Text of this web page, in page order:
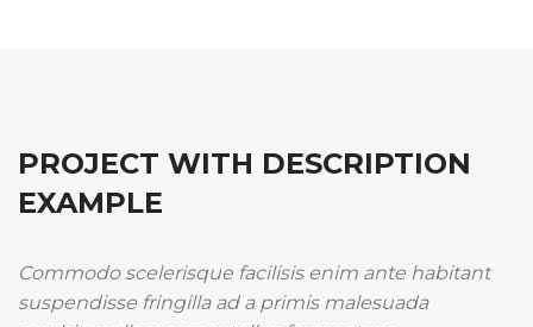
PROJECT WITH DESCRIPTION
EXAMPLE
Commodo scelerisque facilisis enim ante habitant
suspendisse fringilla ad a primis malesuada